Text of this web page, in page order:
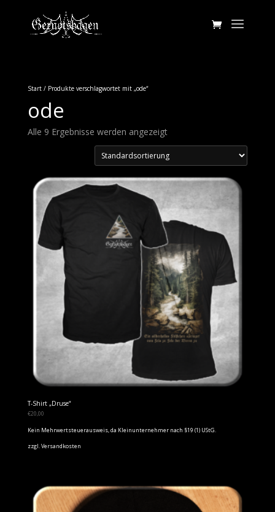
Start/ Produkte verschlagwortet mit „ode“
ode
Alle 9 Ergebnisse werden angezeigt
T-Shirt „Druse“
€20,00
Kein Mehrwertsteuerausweis, da Kleinunternehmer nach §19 (1) UStG.
zzgl.Versandkosten